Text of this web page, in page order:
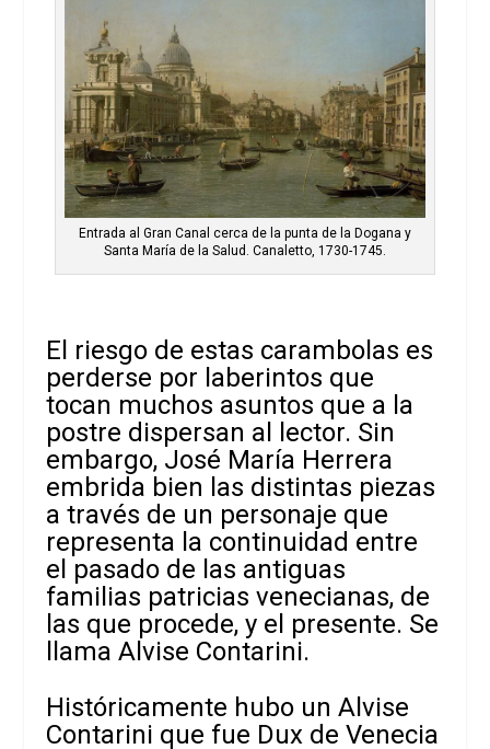
Entrada al Gran Canal cerca de la punta de la Dogana y
Santa María de la Salud. Canaletto, 1730-1745.
El riesgo de estas carambolas es
perderse por laberintos que
tocan muchos asuntos que a la
postre dispersan al lector. Sin
embargo, José María Herrera
embrida bien las distintas piezas
a través de un personaje que
representa la continuidad entre
el pasado de las antiguas
familias patricias venecianas, de
las que procede, y el presente. Se
llama Alvise Contarini.
Históricamente hubo un Alvise
Contarini que fue Dux de Venecia